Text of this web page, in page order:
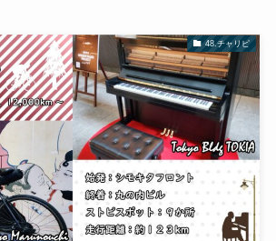
48.チャリピ